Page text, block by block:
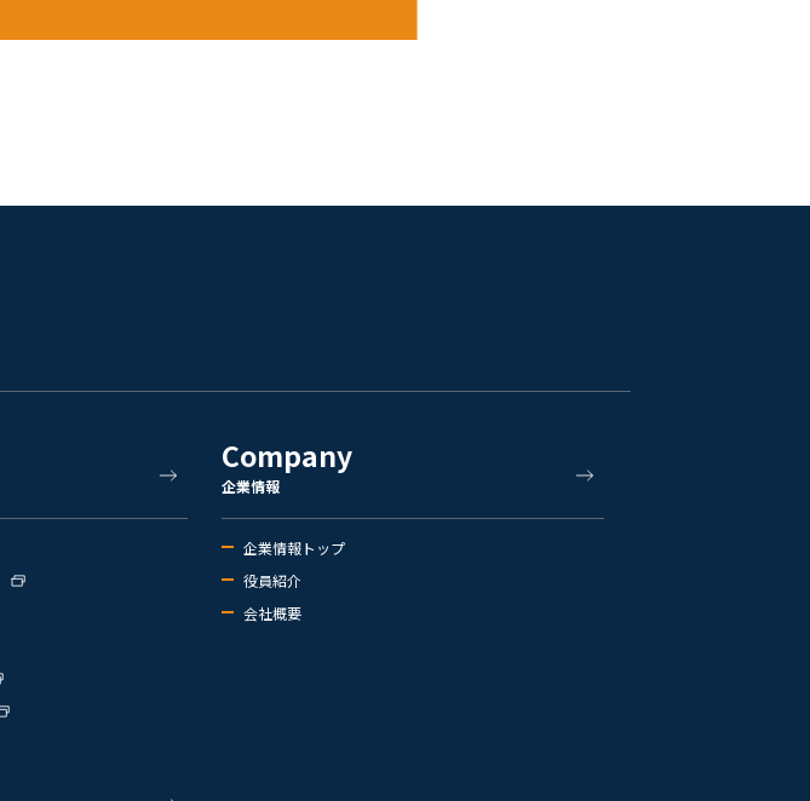
Company
企業情報
企業情報トップ
役員紹介
会社概要